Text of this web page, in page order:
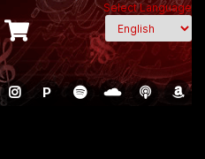
Select Language
P